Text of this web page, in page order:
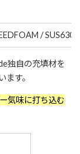
/ SUS630
独自の充填材を
す。
気味に打ち込む